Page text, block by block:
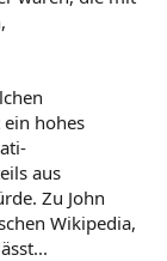
hohes
aus
Zu John
Wikipedia,